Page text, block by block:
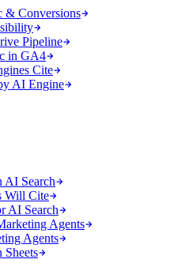
& Conversions
Pipeline
in GA4
Cite
AI Engine
AI Search
Will Cite
AI Search
Agents
Agents
Sheets